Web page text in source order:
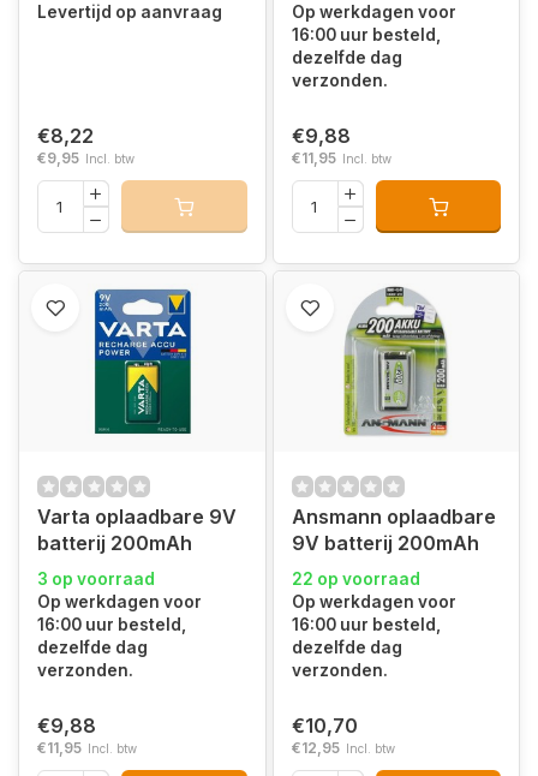
Levertijd op aanvraag
€8,22
€9,95 Incl. btw
Op werkdagen voor
16:00 uur besteld,
dezelfde dag
verzonden.
€9,88
€11,95 Incl. btw
Varta oplaadbare 9V
batterij 200mAh
3 op voorraad
Op werkdagen voor
16:00 uur besteld,
dezelfde dag
verzonden.
€9,88
€11,95 Incl. btw
Ansmann oplaadbare
9V batterij 200mAh
22 op voorraad
Op werkdagen voor
16:00 uur besteld,
dezelfde dag
verzonden.
€10,70
€12,95 Incl. btw